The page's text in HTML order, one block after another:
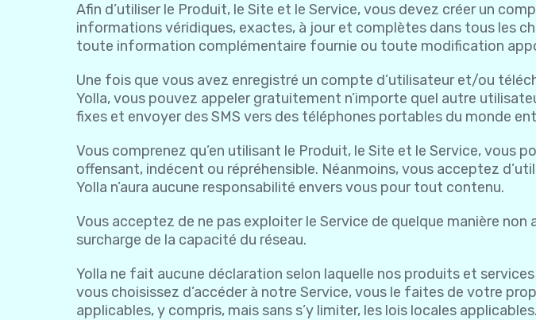
Afin d’utiliser le Produit, le Site et le Service, vous devez créer un
informations véridiques, exactes, à jour et complètes dans tous les
toute information complémentaire fournie ou toute modification
Une fois que vous avez enregistré un compte d’utilisateur et/ou
Yolla, vous pouvez appeler gratuitement n’importe quel autre
fixes et envoyer des SMS vers des téléphones portables du monde
Vous comprenez qu’en utilisant le Produit, le Site et le Service, vous
offensant, indécent ou répréhensible. Néanmoins, vous acceptez
Yolla n’aura aucune responsabilité envers vous pour tout contenu.
Vous acceptez de ne pas exploiter le Service de quelque manière non
surcharge de la capacité du réseau.
Yolla ne fait aucune déclaration selon laquelle nos produits et
vous choisissez d’accéder à notre Service, vous le faites de votre
applicables, y compris, mais sans s’y limiter, les lois locales applicables.